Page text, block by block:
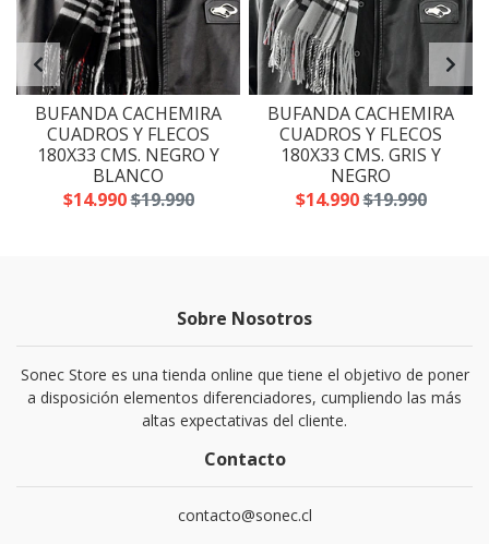
BUFANDA CACHEMIRA
CUADROS Y FLECOS
180X33 CMS. NEGRO Y
BLANCO
$14.990$19.990
BUFANDA CACHEMIRA
CUADROS Y FLECOS
180X33 CMS. GRIS Y
NEGRO
$14.990$19.990
Sobre Nosotros
Sonec Store es una tienda online que tiene el objetivo de poner
a disposición elementos diferenciadores, cumpliendo las más
altas expectativas del cliente.
Contacto
contacto@sonec.cl